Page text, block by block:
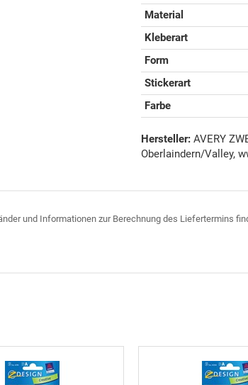
Material
Kleberart
Form
Stickerart
Farbe
Hersteller: AVERY
Oberlaindern/Valley,
und Informationen zur Berechnung des Liefertermins